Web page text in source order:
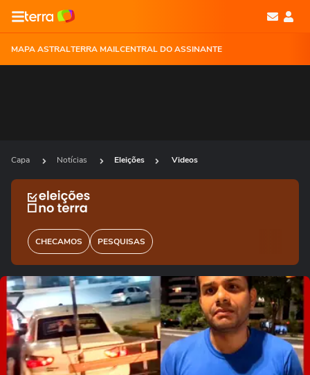
MAPA ASTRALTERRA MAILCENTRAL DO ASSINANTE
Capa Notícias Eleições Videos
CHECAMOS PESQUISAS
Ops!
Não foi possível reproduzir o vídeo
Tentar novamente